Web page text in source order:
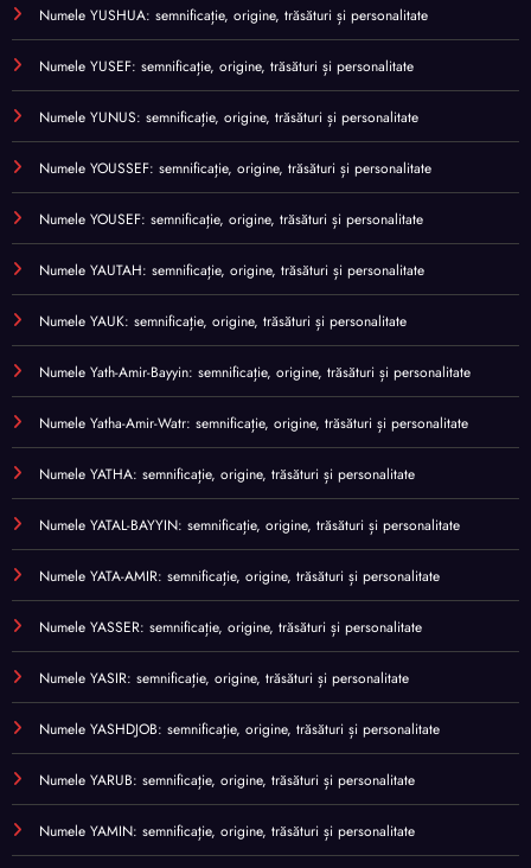
Numele YUSHUA: semnificație, origine, trăsături și personalitate
Numele YUSEF: semnificație, origine, trăsături și personalitate
Numele YUNUS: semnificație, origine, trăsături și personalitate
Numele YOUSSEF: semnificație, origine, trăsături și personalitate
Numele YOUSEF: semnificație, origine, trăsături și personalitate
Numele YAUTAH: semnificație, origine, trăsături și personalitate
Numele YAUK: semnificație, origine, trăsături și personalitate
Numele Yath-Amir-Bayyin: semnificație, origine, trăsături și personalitate
Numele Yatha-Amir-Watr: semnificație, origine, trăsături și personalitate
Numele YATHA: semnificație, origine, trăsături și personalitate
Numele YATAL-BAYYIN: semnificație, origine, trăsături și personalitate
Numele YATA-AMIR: semnificație, origine, trăsături și personalitate
Numele YASSER: semnificație, origine, trăsături și personalitate
Numele YASIR: semnificație, origine, trăsături și personalitate
Numele YASHDJOB: semnificație, origine, trăsături și personalitate
Numele YARUB: semnificație, origine, trăsături și personalitate
Numele YAMIN: semnificație, origine, trăsături și personalitate